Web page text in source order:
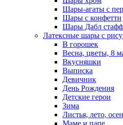
Шары-агаты с
Шары с конфетти
Шары Дабл
Латексные шары с
В горошек
Весна, цветы, 8
Вкусняшки
Выписка
Девичник
День Рождения
Детские герои
Зима
Листья, лето,
Маме и папе